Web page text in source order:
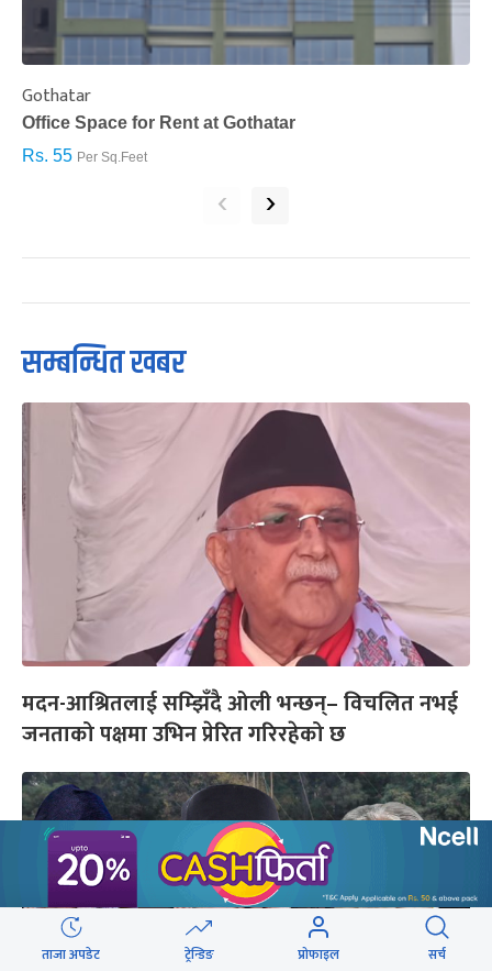
Gothatar
Office Space for Rent at Gothatar
Rs. 55 Per Sq.Feet
‹ ›
सम्बन्धित खबर
मदन-आश्रितलाई सम्झिँदै ओली भन्छन्– विचलित नभई
जनताको पक्षमा उभिन प्रेरित गरिरहेको छ
ताजा अपडेट ट्रेन्डिङ प्रोफाइल सर्च